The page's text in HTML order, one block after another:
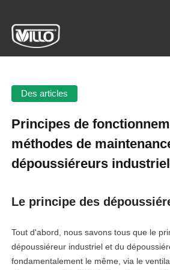
Des articles
Principes de
méthodes de
dépoussiéreurs
Le principe des
Tout d'abord, nous savons tous que le
dépoussiéreur industriel et du
fondamentalement le même, via le